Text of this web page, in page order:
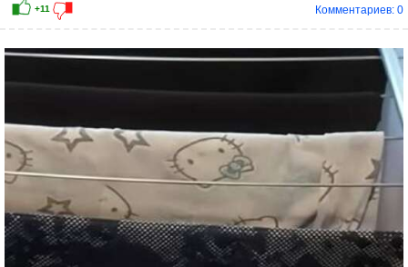
+10
Комментариев: 0